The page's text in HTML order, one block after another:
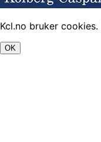
Kcl.no bruker cookies.
OK